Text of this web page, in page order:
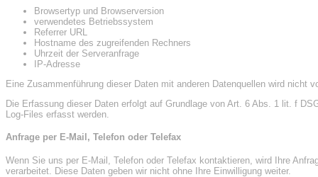
Browsertyp und Browserversion
verwendetes Betriebssystem
Referrer URL
Hostname des zugreifenden Rechners
Uhrzeit der Serveranfrage
IP-Adresse
Eine Zusammenführung dieser Daten mit anderen Datenquellen wird nicht
Die Erfassung dieser Daten erfolgt auf Grundlage von Art. 6 Abs. 1 lit. f
Log-Files erfasst werden.
Anfrage per E-Mail, Telefon oder Telefax
Wenn Sie uns per E-Mail, Telefon oder Telefax kontaktieren, wird Ihre
verarbeitet. Diese Daten geben wir nicht ohne Ihre Einwilligung weiter.